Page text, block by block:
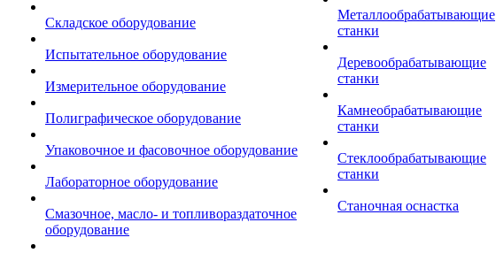
Складское оборудование
Испытательное оборудование
Измерительное оборудование
Полиграфическое оборудование
Упаковочное и фасовочное оборудование
Лабораторное оборудование
Смазочное, масло- и топливораздаточное
оборудование
Металлообрабатывающие
станки
Деревообрабатывающие
станки
Камнеобрабатывающие
станки
Стеклообрабатывающие
станки
Станочная оснастка